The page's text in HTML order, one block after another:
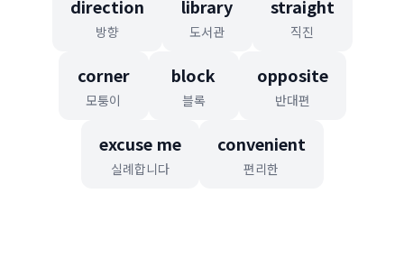
direction
방향
library
도서관
straight
직진
corner
모퉁이
block
블록
opposite
반대편
excuse me
실례합니다
convenient
편리한